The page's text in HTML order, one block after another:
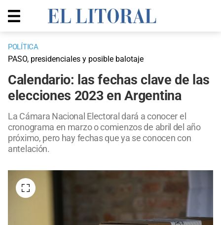
POLÍTICA
PASO, presidenciales y posible balotaje
Calendario: las fechas clave de las
elecciones 2023 en Argentina
La Cámara Nacional Electoral dará a conocer el
cronograma en marzo o comienzos de abril del año
próximo, pero hay fechas que ya se conocen con
antelación.